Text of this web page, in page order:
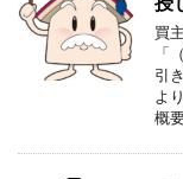
買
「
引
よ
概